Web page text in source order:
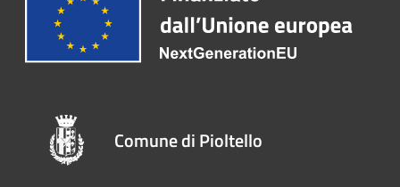
Comune di Pioltello